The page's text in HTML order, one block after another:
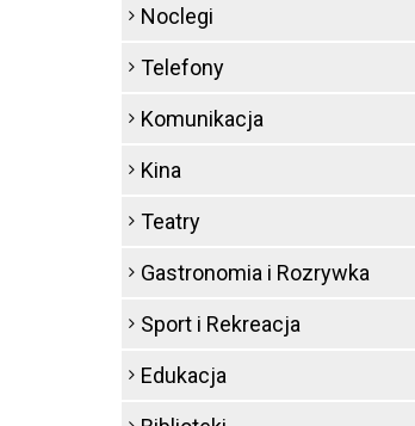
Noclegi
Telefony
Komunikacja
Kina
Teatry
Gastronomia i Rozrywka
Sport i Rekreacja
Edukacja